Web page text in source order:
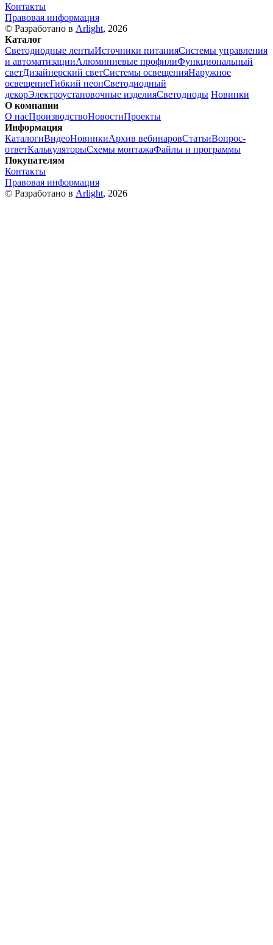
Контакты
Правовая информация
© Разработано в Arlight, 2026
Каталог
Светодиодные лентыИсточники питанияСистемы управления
и автоматизацииАлюминиевые профилиФункциональный
светДизайнерский светСистемы освещенияНаружное
освещениеГибкий неонСветодиодный
декорЭлектроустановочные изделияСветодиоды Новинки
О компании
О насПроизводствоНовостиПроекты
Информация
КаталогиВидеоНовинкиАрхив вебинаровСтатьиВопрос-
ответКалькуляторыСхемы монтажаФайлы и программы
Покупателям
Контакты
Правовая информация
© Разработано в Arlight, 2026